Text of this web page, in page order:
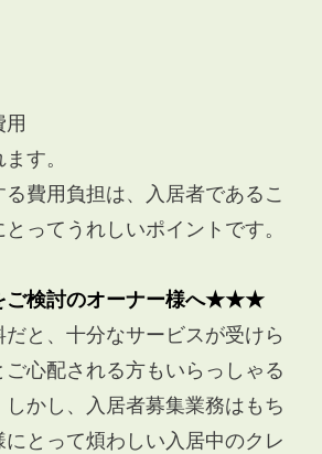
用
す。
費用負担は、入居者であるこ
ってうれしいポイントです。
検討のオーナー様へ★★★
だと、十分なサービスが受けら
心配される方もいらっしゃる
かし、入居者募集業務はもち
とって煩わしい入居中のクレ